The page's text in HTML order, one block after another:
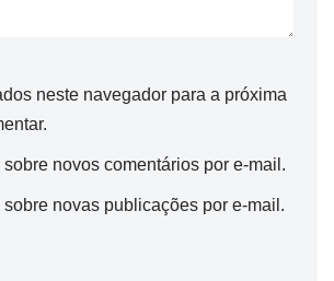
neste navegador para a próxima
sobre novos comentários por e-mail.
sobre novas publicações por e-mail.